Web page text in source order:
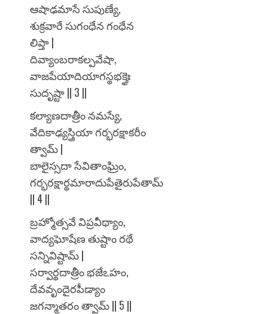
ఆషాఢమాసే సుపుణ్యే,
శుక్రవారే సుగంధేన గంధేన
లిప్తా |
దివ్యాంబరాకల్పవేషా,
వాజపేయాదియాగస్థభక్తైః
సుదృష్టా || 3 ||
కల్యాణదాత్రీం నమస్యే,
వేదికాఢ్యస్త్రియా గర్భరక్షాకరీం
త్వామ్ |
బాలైస్సదా సేవితాంఘ్రిం,
గర్భరక్షార్థమారాదుపేతైరుపేతామ్
|| 4 ||
బ్రహ్మోత్సవే విప్రవీథ్యాం,
వాద్యఘోషేణ తుష్టాం రథే
సన్నివిష్టామ్ |
సర్వార్థదాత్రీం భజేఽహం,
దేవవృందైరపీడ్యాం
జగన్మాతరం త్వామ్ || 5 ||